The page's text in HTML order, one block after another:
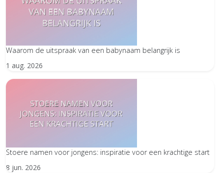
Waarom de uitspraak van een babynaam belangrijk is
1 aug. 2026
Stoere namen voor jongens: inspiratie voor een krachtige start
8 jun. 2026